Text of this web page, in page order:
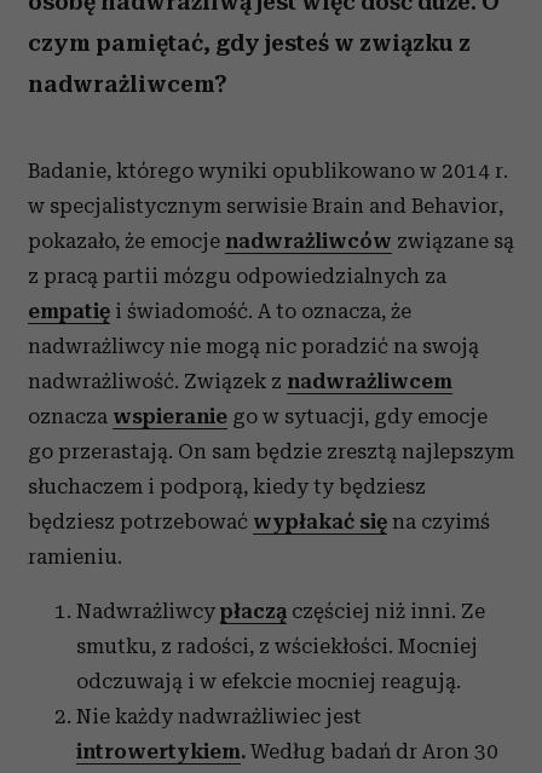
czym pamiętać, gdy jesteś w związku z
nadwrażliwcem?
Badanie, którego wyniki opublikowano w 2014 r.
w specjalistycznym serwisie Brain and Behavior,
pokazało, że emocje nadwrażliwców związane są
z pracą partii mózgu odpowiedzialnych za
empatię i świadomość. A to oznacza, że
nadwrażliwcy nie mogą nic poradzić na swoją
nadwrażliwość. Związek z nadwrażliwcem
oznacza wspieranie go w sytuacji, gdy emocje
go przerastają. On sam będzie zresztą najlepszym
słuchaczem i podporą, kiedy ty będziesz
będziesz potrzebować wypłakać się na czyimś
ramieniu.
Nadwrażliwcy płaczą częściej niż inni. Ze
smutku, z radości, z wściekłości. Mocniej
odczuwają i w efekcie mocniej reagują.
Nie każdy nadwrażliwiec jest
introwertykiem. Według badań dr Aron 30